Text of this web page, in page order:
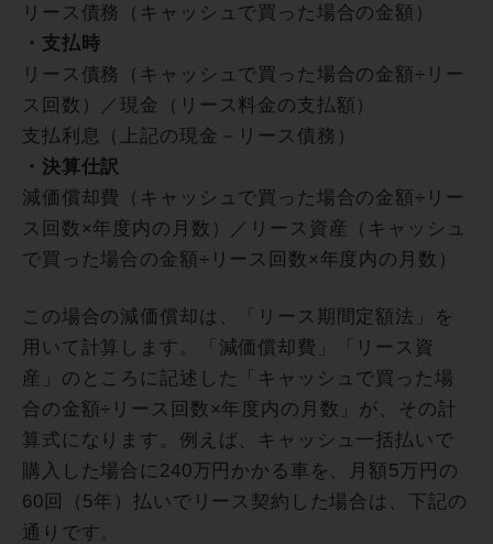
リース債務（キャッシュで買った場合の金額）
・支払時
リース債務（キャッシュで買った場合の金額÷リー
ス回数）／現金（リース料金の支払額）
支払利息（上記の現金－リース債務）
・決算仕訳
減価償却費（キャッシュで買った場合の金額÷リー
ス回数×年度内の月数）／リース資産（キャッシュ
で買った場合の金額÷リース回数×年度内の月数）
この場合の減価償却は、「リース期間定額法」を
用いて計算します。「減価償却費」「リース資
産」のところに記述した「キャッシュで買った場
合の金額÷リース回数×年度内の月数」が、その計
算式になります。例えば、キャッシュ一括払いで
購入した場合に240万円かかる車を、月額5万円の
60回（5年）払いでリース契約した場合は、下記の
通りです。